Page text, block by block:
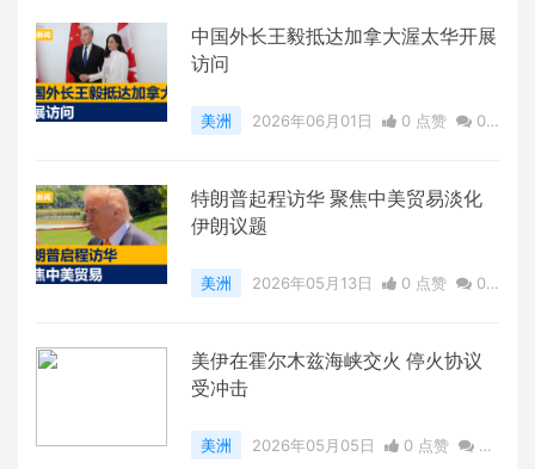
中国外长王毅抵达加拿大渥太华开展
访问
美洲 2026年06月01日 0 点赞
0
特朗普起程访华 聚焦中美贸易淡化
伊朗议题
美洲 2026年05月13日 0 点赞
0
美伊在霍尔木兹海峡交火 停火协议
受冲击
美洲 2026年05月05日 0 点赞
0